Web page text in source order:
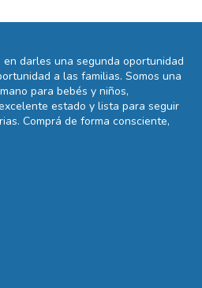
darles una segunda oportunidad
a las familias. Somos una
para bebés y niños,
estado y lista para seguir
Comprá de forma consciente,